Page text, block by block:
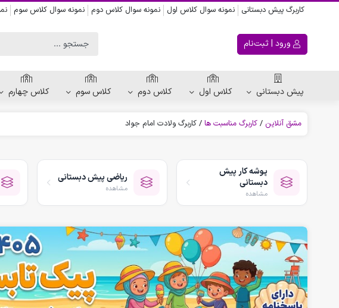
کاربرگ پیش دبستانی نمونه سوال کلاس اول نمونه سوال کلاس دوم نمونه سوال کلاس سوم
ورود | ثبت‌نام
پیش دبستانی
کاربرگ تقارن ، قرینه
الگویابی پیش دبستانی
کاربرگ
کاربرگ
کاربرگ
پکیج های پیش دبستانی
کتاب پیش دبستانی
فلش کارت آموزشی
دانلود رایگان کاربرگ پیش دبستانی
کاربرگ
کلاس اول کلاس دوم کلاس سوم کلاس چهارم
مشق آنلاین /کاربرگ مناسبت ها /کاربرگ ولادت امام جواد
پوشه کار پیش
دبستانی
مشاهده
ریاضی پیش دبستانی
مشاهده